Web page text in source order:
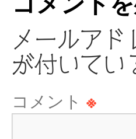
メールア
が付いてい
コメント ※